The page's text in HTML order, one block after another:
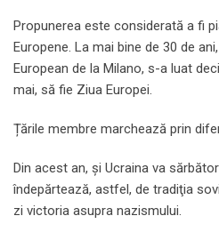
Propunerea este considerată a fi
Europene. La mai bine de 30 de
European de la Milano, s-a luat
mai, să fie Ziua Europei.
Țările membre marchează prin
Din acest an, și Ucraina va
îndepărtează, astfel, de tradiţia
zi victoria asupra nazismului.